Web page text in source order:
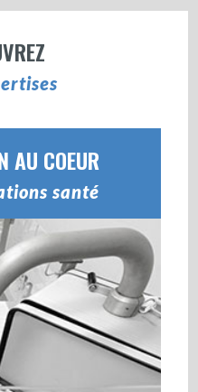
AU COEUR
santé